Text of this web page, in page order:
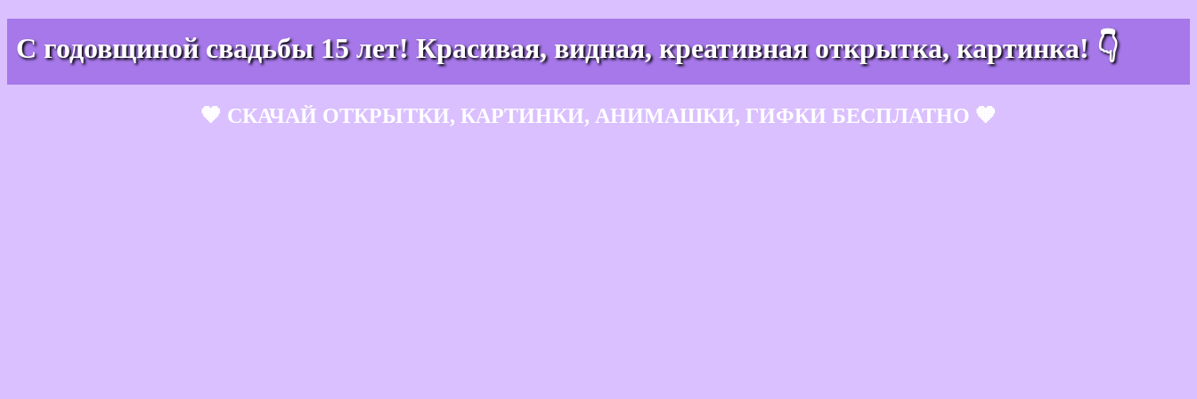
С годовщиной свадьбы 15 лет! Красивая, видная, креативная открытка, картинка! 👇
🧡 СКАЧАЙ ОТКРЫТКИ, КАРТИНКИ, АНИМАШКИ, ГИФКИ БЕСПЛАТНО 🧡